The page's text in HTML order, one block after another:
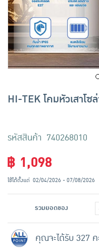
ขนมขบเคี้ยว และช็อคโกแลต
อาหารสด ผัก ผลไม้และเบเกอรี่
HI-TEK โคมหัวเสาโ
รหัสสินค้า 740268010
฿ 1,098
ใช้ได้ตั้งแต่ 02/04/2026 - 07/08/2026
รวมยอดของ
คุณจะได้รับ 327